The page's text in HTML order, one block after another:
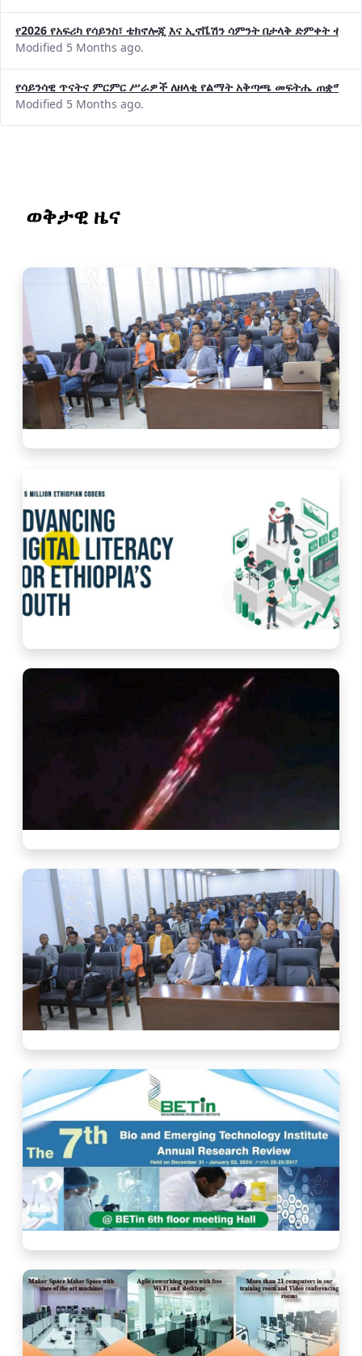
የ2026 የአፍሪካ የሳይንስ፣ ቴክኖሎጂ እና ኢኖቬሽን ሳምንት በታላቅ ድምቀት
Modified 5 Months ago.
የሳይንሳዊ ጥናትና ምርምር ሥራዎች ለዘላቂ የልማት አቅጣጫ መፍትሔ ጠቋሚ
Modified 5 Months ago.
ወቅታዊ ዜና